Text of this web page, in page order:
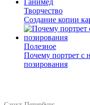
Творчество
Создание копии
Полезное
Почему портрет с
позирования